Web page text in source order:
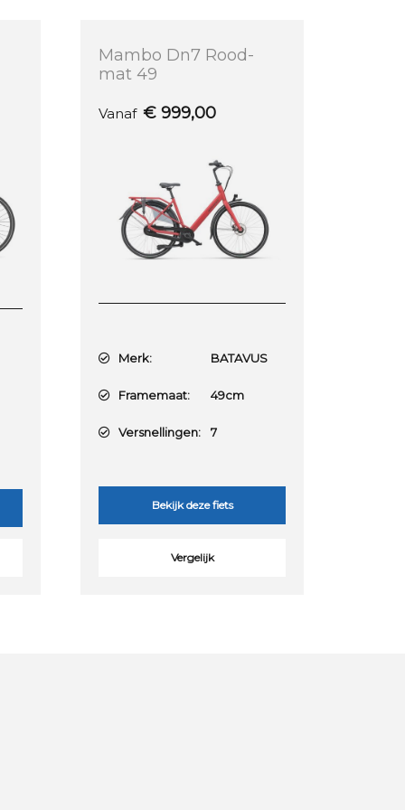
Mambo Dn7 Rood-
mat 49
Vanaf € 999,00
Merk: BATAVUS
Framemaat: 49cm
Versnellingen: 7
Bekijk deze fiets
Vergelijk